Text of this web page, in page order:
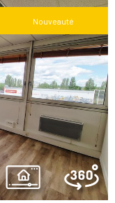
Nouveauté